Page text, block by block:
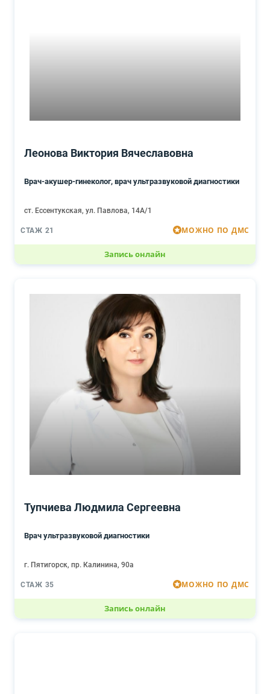
Леонова Виктория Вячеславовна
Врач-акушер-гинеколог, врач ультразвуковой диагностики
ст. Ессентукская, ул. Павлова, 14А/1
СТАЖ 21 МОЖНО ПО ДМС
Запись онлайн
Тупчиева Людмила Сергеевна
Врач ультразвуковой диагностики
г. Пятигорск, пр. Калинина, 90а
СТАЖ 35 МОЖНО ПО ДМС
Запись онлайн